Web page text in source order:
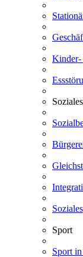
Kinder-
Soziales
Soziales
Sport
Sport